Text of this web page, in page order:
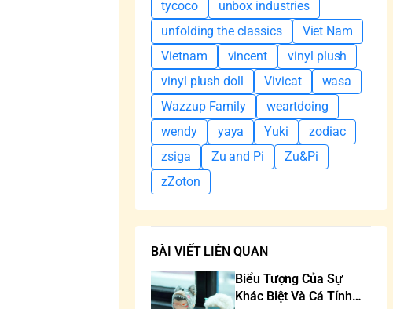
tycoco
unbox industries
unfolding the classics
Viet Nam
Vietnam
vincent
vinyl plush
vinyl plush doll
Vivicat
wasa
Wazzup Family
weartdoing
wendy
yaya Yuki
zodiac
zsiga
Zu and Pi
Zu&Pi
zZoton
BÀI VIẾT LIÊN QUAN
Biểu Tượng Của Sự
Khác Biệt Và Cá Tính